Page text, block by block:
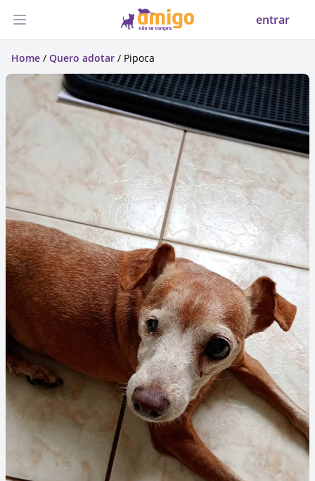
Abrir menu entrar
Home / Quero adotar / Pipoca